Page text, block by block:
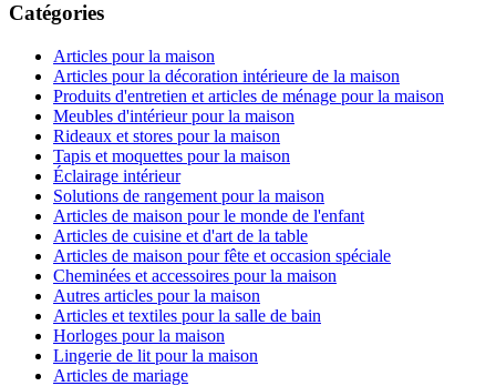
Catégories
Articles pour la maison
Articles pour la décoration intérieure de la maison
Produits d'entretien et articles de ménage pour la maison
Meubles d'intérieur pour la maison
Rideaux et stores pour la maison
Tapis et moquettes pour la maison
Éclairage intérieur
Solutions de rangement pour la maison
Articles de maison pour le monde de l'enfant
Articles de cuisine et d'art de la table
Articles de maison pour fête et occasion spéciale
Cheminées et accessoires pour la maison
Autres articles pour la maison
Articles et textiles pour la salle de bain
Horloges pour la maison
Lingerie de lit pour la maison
Articles de mariage